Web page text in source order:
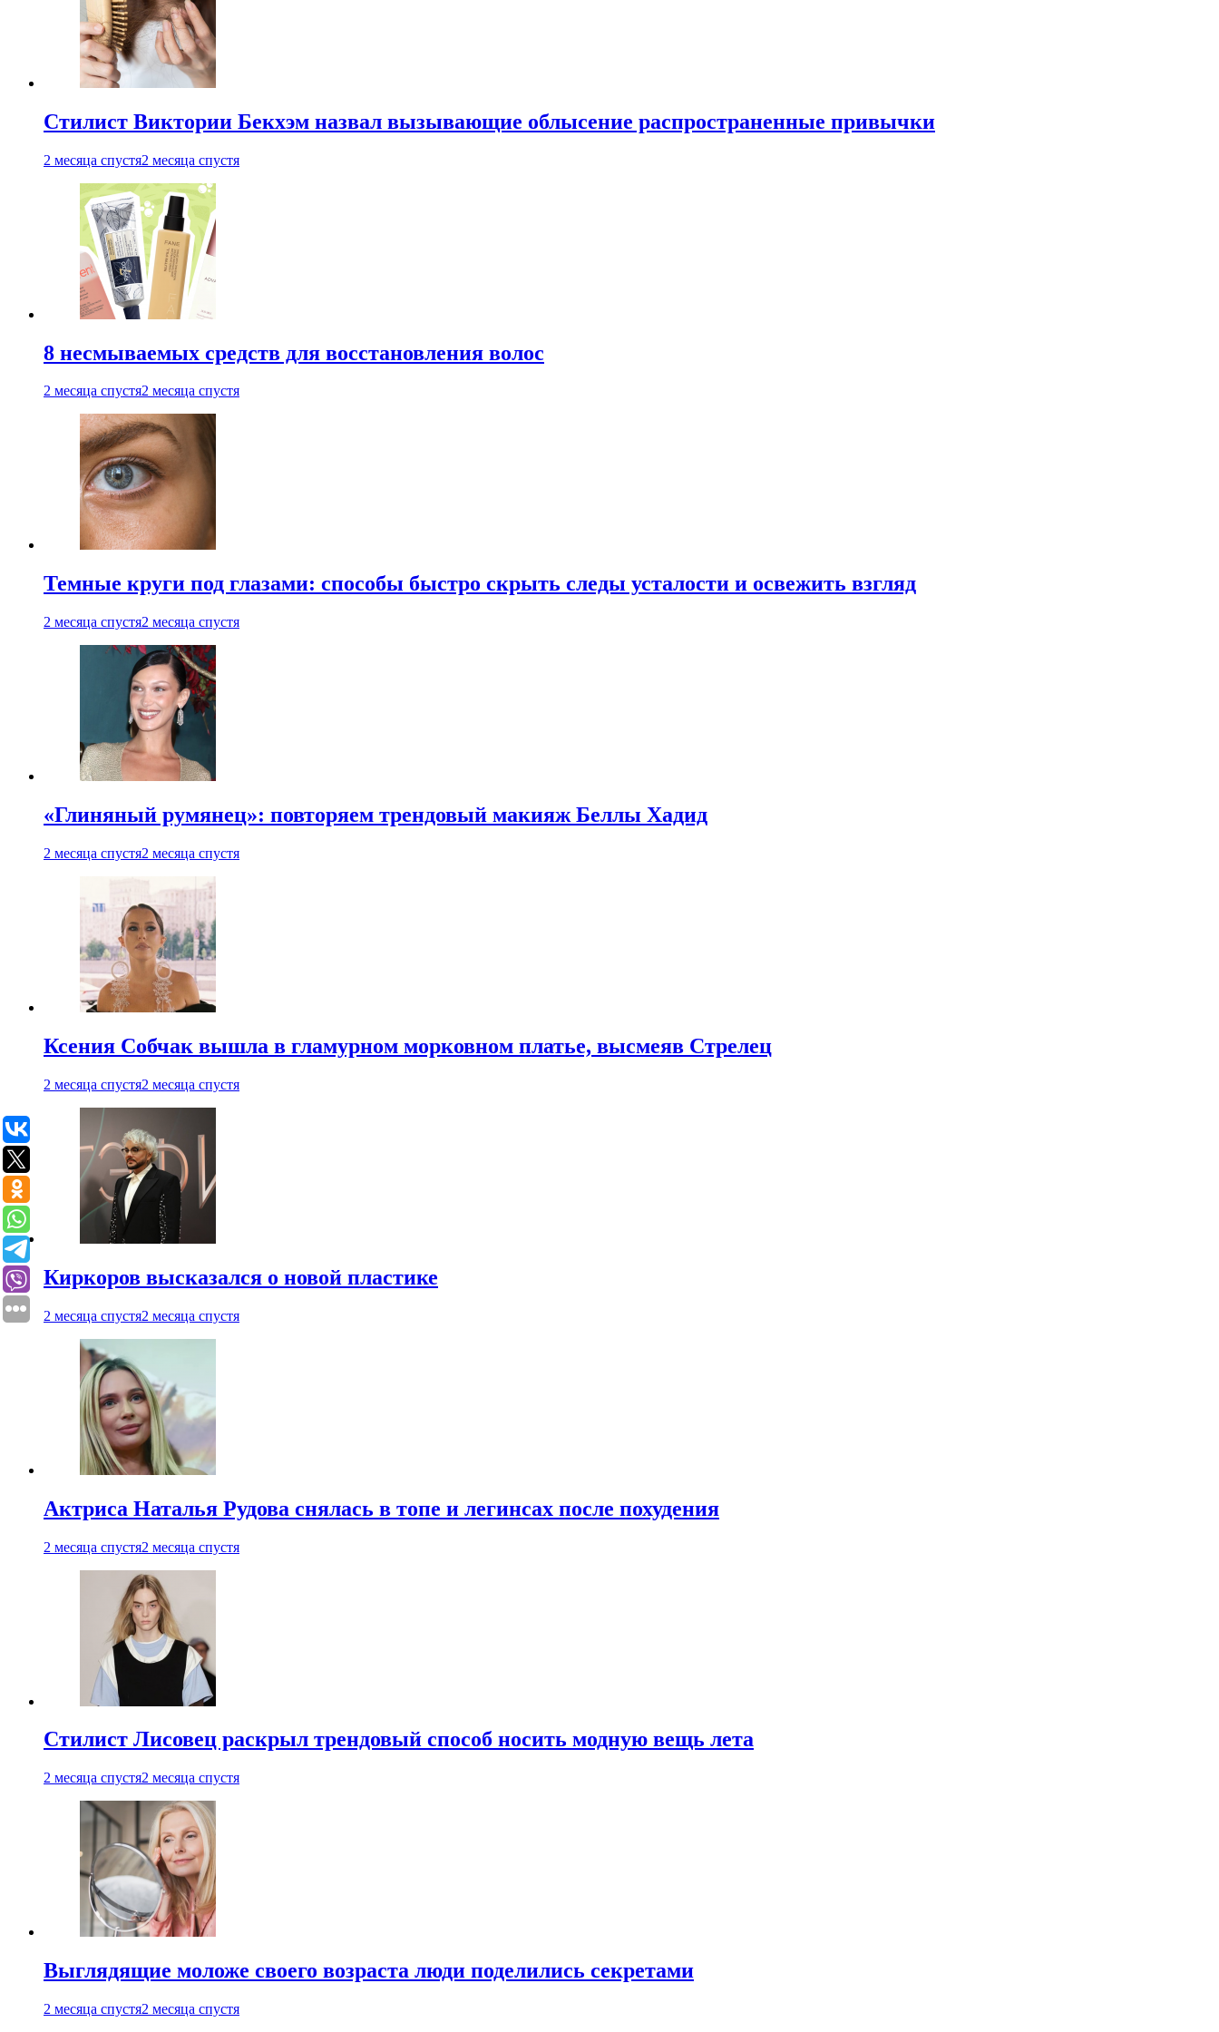
Стилист Виктории Бекхэм назвал вызывающие облысение распространенные привычки
2 месяца спустя2 месяца спустя
8 несмываемых средств для восстановления волос
2 месяца спустя2 месяца спустя
Темные круги под глазами: способы быстро скрыть следы усталости и освежить взгляд
2 месяца спустя2 месяца спустя
«Глиняный румянец»: повторяем трендовый макияж Беллы Хадид
2 месяца спустя2 месяца спустя
Ксения Собчак вышла в гламурном морковном платье, высмеяв Стрелец
2 месяца спустя2 месяца спустя
Киркоров высказался о новой пластике
2 месяца спустя2 месяца спустя
Актриса Наталья Рудова снялась в топе и легинсах после похудения
2 месяца спустя2 месяца спустя
Стилист Лисовец раскрыл трендовый способ носить модную вещь лета
2 месяца спустя2 месяца спустя
Выглядящие моложе своего возраста люди поделились секретами
2 месяца спустя2 месяца спустя